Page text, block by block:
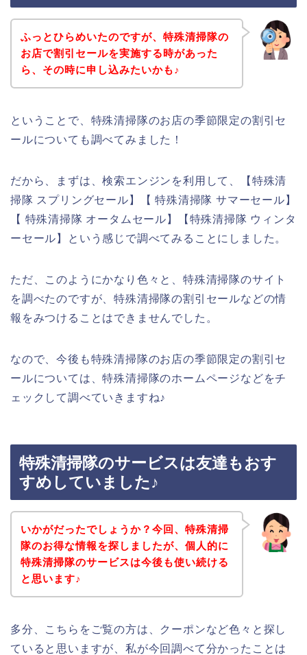
ふっとひらめいたのですが、特殊清掃隊の
お店で割引セールを実施する時があった
ら、その時に申し込みたいかも♪
ということで、特殊清掃隊のお店の季節限定の割引セ
ールについても調べてみました！
だから、まずは、検索エンジンを利用して、【特殊清
掃隊 スプリングセール】【 特殊清掃隊 サマーセール】
【 特殊清掃隊 オータムセール】【特殊清掃隊 ウィンタ
ーセール】という感じで調べてみることにしました。
ただ、このようにかなり色々と、特殊清掃隊のサイト
を調べたのですが、特殊清掃隊の割引セールなどの情
報をみつけることはできませんでした。
なので、今後も特殊清掃隊のお店の季節限定の割引セ
ールについては、特殊清掃隊のホームページなどをチ
ェックして調べていきますね♪
特殊清掃隊のサービスは友達もおす
すめしていました♪
いかがだったでしょうか？今回、特殊清掃
隊のお得な情報を探しましたが、個人的に
特殊清掃隊のサービスは今後も使い続ける
と思います♪
多分、こちらをご覧の方は、クーポンなど色々と探し
ていると思いますが、私が今回調べて分かったことは